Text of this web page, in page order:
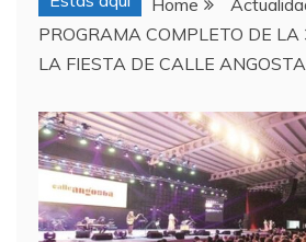
Home
PROGRAMA COMPLETO DE LA
LA FIESTA DE CALLE ANGOSTA